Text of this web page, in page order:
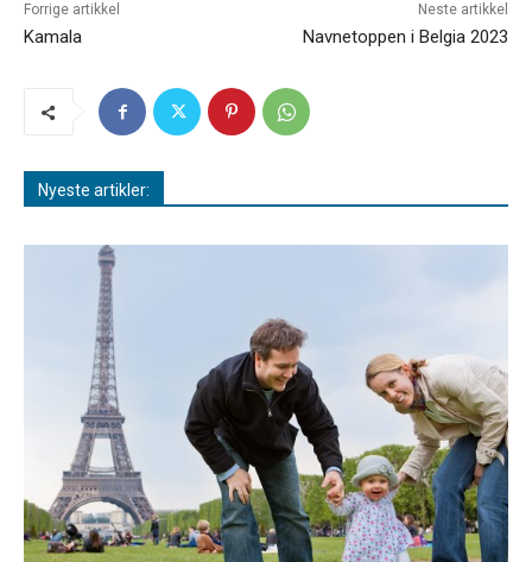
Forrige artikkel
Kamala
Neste artikkel
Navnetoppen i Belgia 2023
Nyeste artikler: